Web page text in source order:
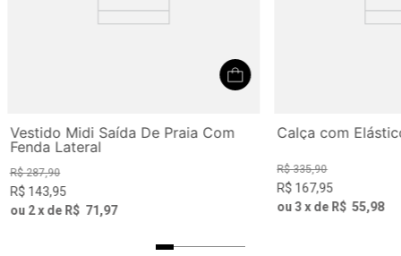
Vestido Midi Saída De Praia Com
Fenda Lateral
R$ 287,90
R$ 143,95
ou 2x de R$ 71,97
Calça com
R$ 335,90
R$ 167,95
ou 3 x de R$ 55,98